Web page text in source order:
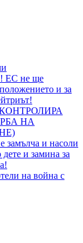
ЕС не ще
и за
НА
замълча и насоли
и замина за
на война с